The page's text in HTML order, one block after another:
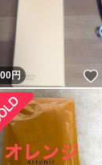
ね！
円